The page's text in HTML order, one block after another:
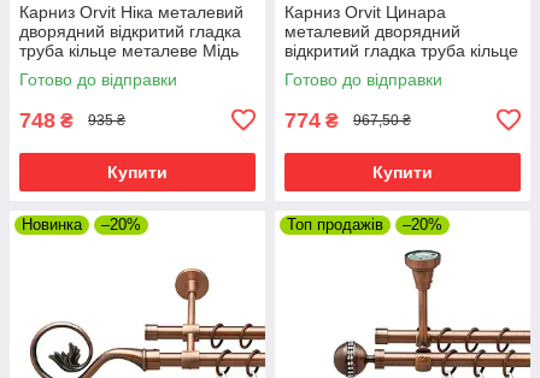
Карниз Orvit Ніка металевий
дворядний відкритий гладка
труба кільце металеве Мідь
16\16 мм 120 см (00-
00020672)
Готово до відправки
748 ₴ 935 ₴
Купити
Карниз Orvit Цинара
металевий дворядний
відкритий гладка труба кільце
металеве Мідь 16\16 мм 120
см (00-00020770)
Готово до відправки
774 ₴ 967,50 ₴
Купити
Новинка –20% Топ продажів –20%